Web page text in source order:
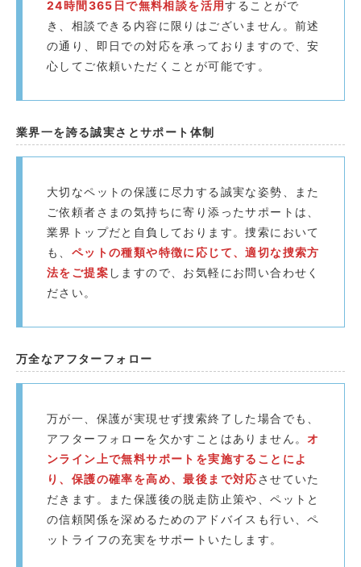
24時間365日で無料相談を活用することがで
き、相談できる内容に限りはございません。前述
の通り、即日での対応を承っておりますので、安
心してご依頼いただくことが可能です。
業界一を誇る誠実さとサポート体制
大切なペットの保護に尽力する誠実な姿勢、また
ご依頼者さまの気持ちに寄り添ったサポートは、
業界トップだと自負しております。捜索において
も、 ペットの種類や特徴に応じて、適切な捜索方
法をご提案 しますので、お気軽にお問い合わせく
ださい。
万全なアフターフォロー
万が一、保護が実現せず捜索終了した場合でも、
アフターフォローを欠かすことはありません。オ
ンライン上で無料サポートを実施することによ
り、保護の確率を高め、最後まで対応させていた
だきます。また保護後の脱走防止策や、ペットと
の信頼関係を深めるためのアドバイスも行い、ペ
ットライフの充実をサポートいたします。